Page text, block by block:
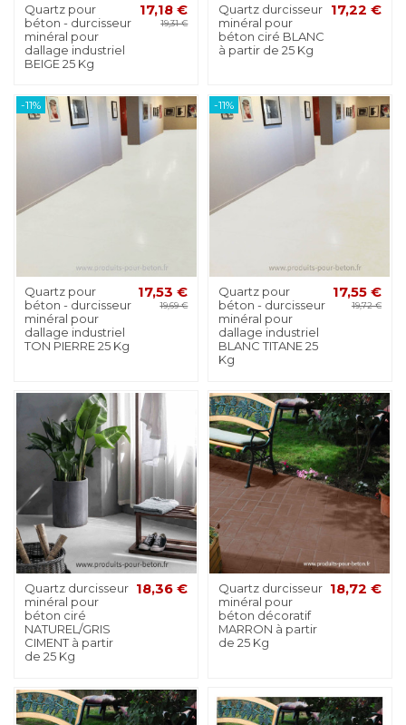
Quartz pour
béton - durcisseur
minéral pour
dallage industriel
BEIGE 25 Kg
17,18 €
19,31 €
Quartz durcisseur
minéral pour
béton ciré BLANC
à partir de 25 Kg
17,22 €
-11%
Quartz pour
béton - durcisseur
minéral pour
dallage industriel
TON PIERRE 25 Kg
17,53 €
19,69 €
-11%
Quartz pour
béton - durcisseur
minéral pour
dallage industriel
BLANC TITANE 25
Kg
17,55 €
19,72 €
Quartz durcisseur
minéral pour
béton ciré
NATUREL/GRIS
CIMENT à partir
de 25 Kg
18,36 €
Quartz durcisseur
minéral pour
béton décoratif
MARRON à partir
de 25 Kg
18,72 €